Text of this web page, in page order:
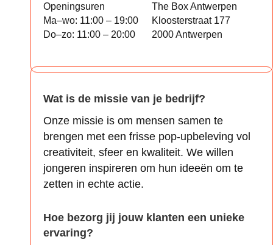
Openingsuren
Ma–wo: 11:00 – 19:00
Do–zo: 11:00 – 20:00
The Box Antwerpen
Kloosterstraat 177
2000 Antwerpen
Wat is de missie van je bedrijf?
Onze missie is om mensen samen te
brengen met een frisse pop-upbeleving vol
creativiteit, sfeer en kwaliteit. We willen
jongeren inspireren om hun ideeën om te
zetten in echte actie.
Hoe bezorg jij jouw klanten een unieke
ervaring?